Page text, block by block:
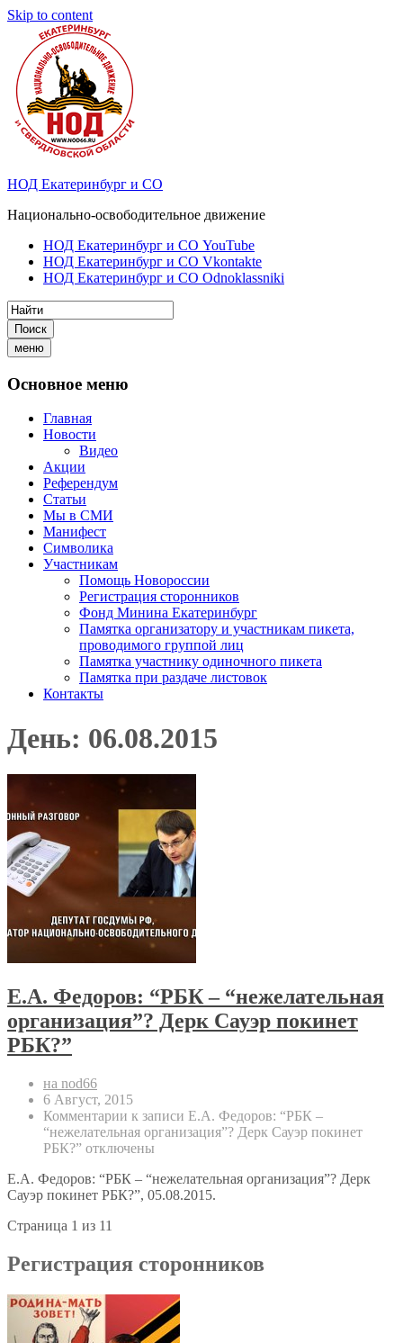
Skip to content
НОД Екатеринбург и СО
Национально-освободительное движение
НОД Екатеринбург и СО YouTube
НОД Екатеринбург и СО Vkontakte
НОД Екатеринбург и СО Odnoklassniki
Поиск
меню
Основное меню
Главная
Новости
Видео
Акции
Референдум
Статьи
Мы в СМИ
Манифест
Символика
Участникам
Помощь Новороссии
Регистрация сторонников
Фонд Минина Екатеринбург
Памятка организатору и участникам пикета,
проводимого группой лиц
Памятка участнику одиночного пикета
Памятка при раздаче листовок
Контакты
День: 06.08.2015
Е.А. Федоров: “РБК – “нежелательная
организация”? Дерк Сауэр покинет
РБК?”
на nod66
6 Август, 2015
Комментарии к записи Е.А. Федоров: “РБК –
“нежелательная организация”? Дерк Сауэр покинет
РБК?” отключены
Е.А. Федоров: “РБК – “нежелательная организация”? Дерк
Сауэр покинет РБК?”, 05.08.2015.
Страница 1 из 11
Регистрация сторонников